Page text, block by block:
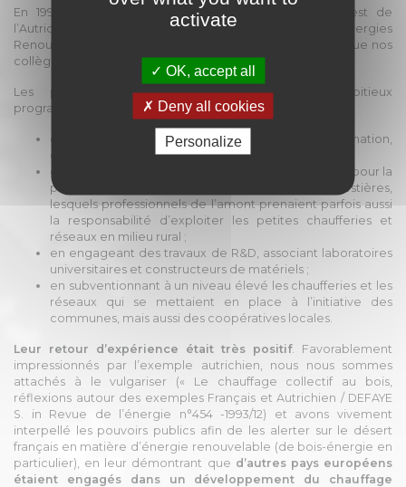
En 1992, un voyage d’étude organisé en Styrie à l’est de
l’Autriche, par L’ADEME et le Comité de Liaison Energies
Renouvelables (CLER), va nous permettre de constater que nos
collègues autrichiens réalisaient, ce dont nous rêvions.
Les pouvoirs publics régionaux pilotaient d’ambitieux
programmes de développement du bois-énergie :
en mettant en place des outils d’animation,
d’accompagnement et de contrôle ;
en soutenant les forestiers et les industriels du bois pour la
production/distribution des plaquettes forestières,
lesquels professionnels de l’amont prenaient parfois aussi
la responsabilité d’exploiter les petites chaufferies et
réseaux en milieu rural ;
en engageant des travaux de R&D, associant laboratoires
universitaires et constructeurs de matériels ;
en subventionnant à un niveau élevé les chaufferies et les
réseaux qui se mettaient en place à l’initiative des
communes, mais aussi des coopératives locales.
Leur retour d’expérience était très positif. Favorablement
impressionnés par l’exemple autrichien, nous nous sommes
attachés à le vulgariser (« Le chauffage collectif au bois,
réflexions autour des exemples Français et Autrichien / DEFAYE
S. in Revue de l’énergie n°454 -1993/12) et avons vivement
interpellé les pouvoirs publics afin de les alerter sur le désert
français en matière d’énergie renouvelable (de bois-énergie en
particulier), en leur démontrant que d’autres pays européens
étaient engagés dans un développement du chauffage
activate
OK, accept all
Deny all cookies
Personalize